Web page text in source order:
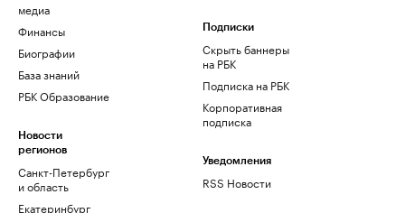
медиа
Финансы
Биографии
База знаний
РБК Образование
Новости
регионов
Санкт-Петербург
и область
Екатеринбург
Подписки
Скрыть баннеры
на РБК
Подписка на РБК
Корпоративная
подписка
Уведомления
RSS Новости